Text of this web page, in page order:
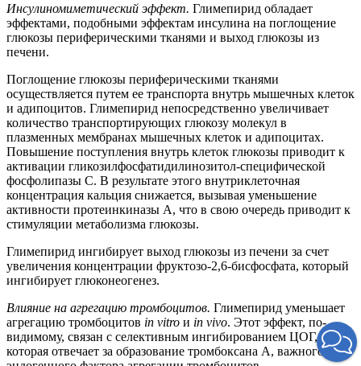
Инсулиномиметический эффект. Глимепирид обладает
эффектами, подобными эффектам инсулина на поглощение
глюкозы периферическими тканями и выход глюкозы из
печени.
Поглощение глюкозы периферическими тканями
осуществляется путем ее транспорта внутрь мышечных клеток
и адипоцитов. Глимепирид непосредственно увеличивает
количество транспортирующих глюкозу молекул в
плазменных мембранах мышечных клеток и адипоцитах.
Повышение поступления внутрь клеток глюкозы приводит к
активации гликозилфосфатидилинозитол-специфической
фосфолипазы С. В результате этого внутриклеточная
концентрация кальция снижается, вызывая уменьшение
активности протеинкиназы А, что в свою очередь приводит к
стимуляции метаболизма глюкозы.
Глимепирид ингибирует выход глюкозы из печени за счет
увеличения концентрации фруктозо-2,6-бисфосфата, который
ингибирует глюконеогенез.
Влияние на агрегацию тромбоцитов. Глимепирид уменьшает
агрегацию тромбоцитов in vitro и in vivo. Этот эффект, по-
видимому, связан с селективным ингибированием ЦОГ,
которая отвечает за образование тромбоксана А, важного